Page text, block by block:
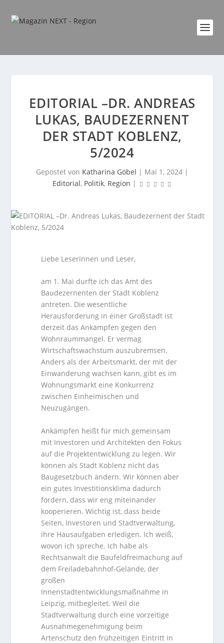
EDITORIAL –DR. ANDREAS
LUKAS, BAUDEZERNENT
DER STADT KOBLENZ,
5/2024
Gepostet von Katharina Göbel | Mai 1, 2024|
Editorial, Politik, Region |
Liebe Leserinnen und Leser,
am 1. Mai durfte ich das Amt des
Baudezernenten der Stadt Koblenz
antreten. Die wesentliche
Herausforderung in einer Großstadt ist
derzeit das Ankämpfen gegen den
Wohnraummangel. Er vermag
Wirtschaftswachstum auszubremsen.
Anders als der Arbeitsmarkt, der mit der
Einwanderung wachsen kann, gibt es im
Wohnungsmarkt eine Konkurrenz
zwischen Einheimischen und
Neuzugängen.
Ankämpfen heißt für mich gemeinsam
mit Investoren und Architekten den Fokus
auf die Projektentwicklung zu legen. Wir
können als Stadt Koblenz nicht das
Baugesetzbuch ändern. Wir können aber
ein gutes Investitionsklima dadurch
fördern, dass wir eng miteinander
kooperieren. Wichtig ist, dass beide
Seiten, Investoren und Stadtverwaltung,
ihre Hausaufgaben erledigen. Ich weiß,
wovon ich spreche. Ich habe als
Rechtsanwalt die Baufeldfreimachung auf
dem Freiladebahnhof-Gelände, der
großen
Innenstadtentwicklungsmaßnahme in
Leipzig, mitbegleitet. Weil die
Stadtverwaltung durch eine vorzeitige
Ausnahmegenehmigung beim
Artenschutz den frühzeitigen Eintritt in